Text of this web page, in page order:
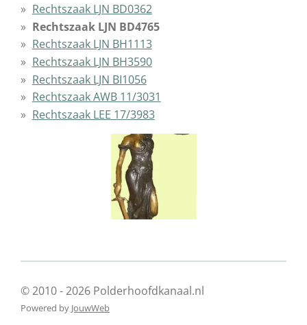
Rechtszaak LJN BD0362
Rechtszaak LJN BD4765
Rechtszaak LJN BH1113
Rechtszaak LJN BH3590
Rechtszaak LJN BI1056
Rechtszaak AWB 11/3031
Rechtszaak LEE 17/3983
© 2010 - 2026 Polderhoofdkanaal.nl
Powered by JouwWeb